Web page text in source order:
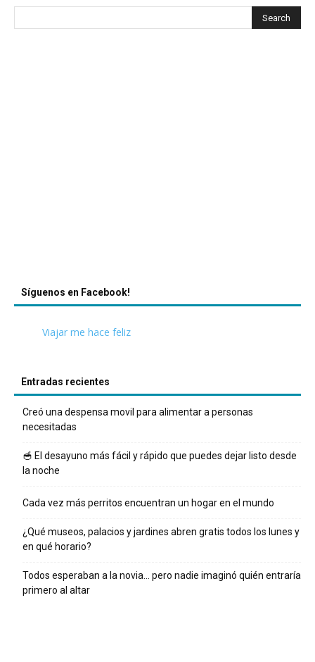
Síguenos en Facebook!
Viajar me hace feliz
Entradas recientes
Creó una despensa movil para alimentar a personas
necesitadas
🥣 El desayuno más fácil y rápido que puedes dejar listo desde
la noche
Cada vez más perritos encuentran un hogar en el mundo
¿Qué museos, palacios y jardines abren gratis todos los lunes y
en qué horario?
Todos esperaban a la novia… pero nadie imaginó quién entraría
primero al altar